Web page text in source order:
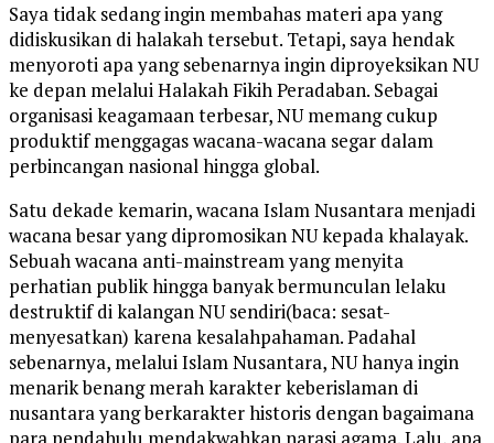
Saya tidak sedang ingin membahas materi apa yang
didiskusikan di halakah tersebut. Tetapi, saya hendak
menyoroti apa yang sebenarnya ingin diproyeksikan NU
ke depan melalui Halakah Fikih Peradaban. Sebagai
organisasi keagamaan terbesar, NU memang cukup
produktif menggagas wacana-wacana segar dalam
perbincangan nasional hingga global.
Satu dekade kemarin, wacana Islam Nusantara menjadi
wacana besar yang dipromosikan NU kepada khalayak.
Sebuah wacana anti-mainstream yang menyita
perhatian publik hingga banyak bermunculan lelaku
destruktif di kalangan NU sendiri(baca: sesat-
menyesatkan) karena kesalahpahaman. Padahal
sebenarnya, melalui Islam Nusantara, NU hanya ingin
menarik benang merah karakter keberislaman di
nusantara yang berkarakter historis dengan bagaimana